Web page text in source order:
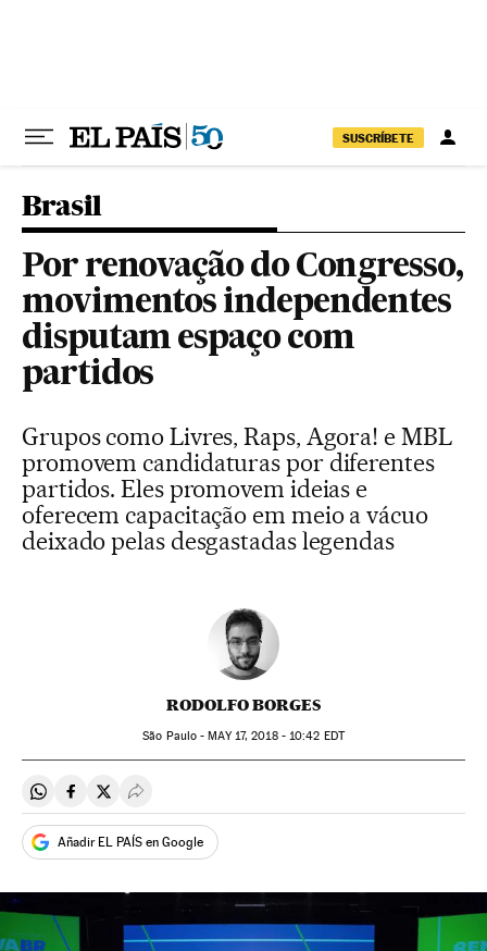
SUSCRÍBETE
Brasil
Por renovação do Congresso,
movimentos independentes
disputam espaço com
partidos
Grupos como Livres, Raps, Agora! e MBL
promovem candidaturas por diferentes
partidos. Eles promovem ideias e
oferecem capacitação em meio a vácuo
deixado pelas desgastadas legendas
RODOLFO BORGES
São Paulo -MAY17, 2018 - 10:42 EDT
Compartir en Whatsapp
Compartir en Facebook
Compartir en Twitter
Desplegar Redes Sociales
Añadir EL PAÍS en Google